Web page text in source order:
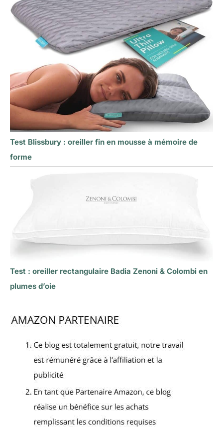
Test Blissbury : oreiller fin en mousse à mémoire de
forme
Test : oreiller rectangulaire Badia Zenoni & Colombi en
plumes d’oie